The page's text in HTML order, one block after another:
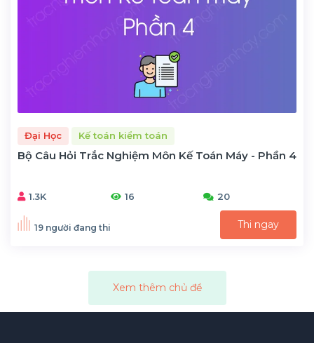
Đại Học Kế toán kiểm toán
Bộ Câu Hỏi Trắc Nghiệm Môn Kế Toán Máy - Phần 4
1.3K 16 20
19 người đang thi Thi ngay
Xem thêm chủ đề